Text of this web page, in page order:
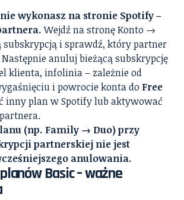
wykonasz na stronie Spotify –
Wejdź na stronę Konto →
subskrypcją i sprawdź, który partner
anuluj bieżącą subskrypcję
klienta, infolinia – zależnie od
i powrocie konta do Free
inny plan w Spotify lub aktywować
(np. Family → Duo) przy
partnerskiej nie jest
anulowania.
Basic – ważne